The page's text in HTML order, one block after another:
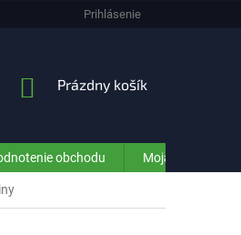
- INFORMÁCIE PRE ZÁKAZNÍKOV E-
Prihlásenie
NÁKUPNÝ
Prázdny košík
obchodu Moja objednávka